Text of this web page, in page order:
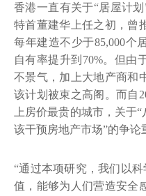
香港一直有关于“居屋计
特首董建华上任之初，曾
每年建造不少于85,000个
自有率提升到70%。但由
不景气，加上大地产商和
该计划被束之高阁。而自
上房价最贵的城市，关于
该干预房地产市场”的争论
“通过本项研究，我们以
值，能够为人们营造安全